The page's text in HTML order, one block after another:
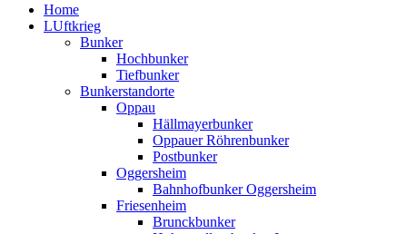
Home
LUftkrieg
Bunker
Hochbunker
Tiefbunker
Bunkerstandorte
Oppau
Hällmayerbunker
Oppauer Röhrenbunker
Postbunker
Oggersheim
Bahnhofbunker Oggersheim
Friesenheim
Brunckbunker